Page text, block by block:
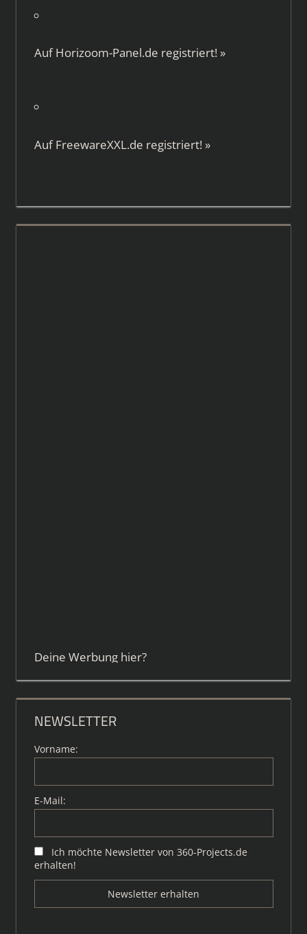
AufHorizoom-Panel.de registriert! »
AufFreewareXXL.de registriert! »
Deine Werbung hier?
NEWSLETTER
Vorname:
E-Mail:
Ich möchte Newsletter von 360-Projects.de
erhalten!